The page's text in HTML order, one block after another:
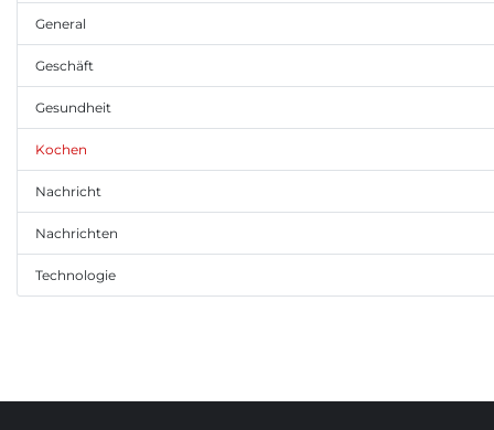
General
Geschäft
Gesundheit
Kochen
Nachricht
Nachrichten
Technologie